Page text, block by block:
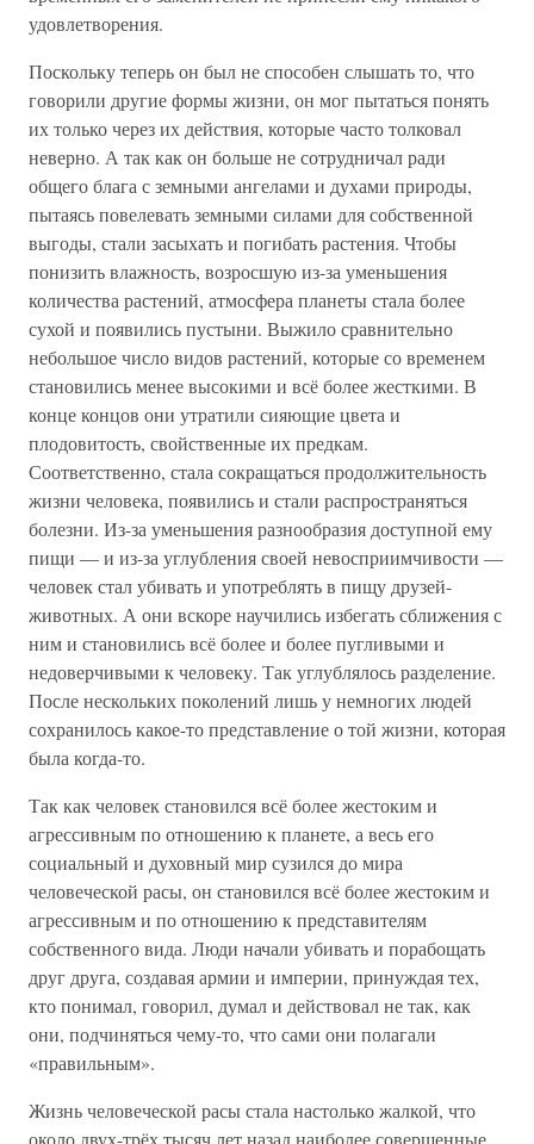
удовлетворения.
Поскольку теперь он был не способен слышать то, что
говорили другие формы жизни, он мог пытаться понять
их только через их действия, которые часто толковал
неверно. А так как он больше не сотрудничал ради
общего блага с земными ангелами и духами природы,
пытаясь повелевать земными силами для собственной
выгоды, стали засыхать и погибать растения. Чтобы
понизить влажность, возросшую из-за уменьшения
количества растений, атмосфера планеты стала более
сухой и появились пустыни. Выжило сравнительно
небольшое число видов растений, которые со временем
становились менее высокими и всё более жесткими. В
конце концов они утратили сияющие цвета и
плодовитость, свойственные их предкам.
Соответственно, стала сокращаться продолжительность
жизни человека, появились и стали распространяться
болезни. Из-за уменьшения разнообразия доступной ему
пищи — и из-за углубления своей невосприимчивости —
человек стал убивать и употреблять в пищу друзей-
животных. А они вскоре научились избегать сближения с
ним и становились всё более и более пугливыми и
недоверчивыми к человеку. Так углублялось разделение.
После нескольких поколений лишь у немногих людей
сохранилось какое-то представление о той жизни, которая
была когда-то.
Так как человек становился всё более жестоким и
агрессивным по отношению к планете, а весь его
социальный и духовный мир сузился до мира
человеческой расы, он становился всё более жестоким и
агрессивным и по отношению к представителям
собственного вида. Люди начали убивать и порабощать
друг друга, создавая армии и империи, принуждая тех,
кто понимал, говорил, думал и действовал не так, как
они, подчиняться чему-то, что сами они полагали
«правильным».
Жизнь человеческой расы стала настолько жалкой, что
около двух-трёх тысяч лет назад наиболее совершенные